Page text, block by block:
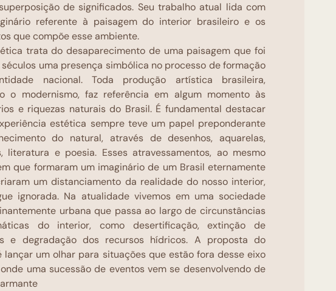
de significados. Seu trabalho atual lida com
referente à paisagem do interior brasileiro e os
que compõe esse ambiente.
trata do desaparecimento de uma paisagem que foi
uma presença simbólica no processo de formação
nacional. Toda produção artística brasileira,
o modernismo, faz referência em algum momento às
e riquezas naturais do Brasil. É fundamental destacar
estética sempre teve um papel preponderante
do natural, através de desenhos, aquarelas,
literatura e poesia. Esses atravessamentos, ao mesmo
que formaram um imaginário de um Brasil eternamente
um distanciamento da realidade do nosso interior,
ignorada. Na atualidade vivemos em uma sociedade
urbana que passa ao largo de circunstâncias
do interior, como desertificação, extinção de
e degradação dos recursos hídricos. A proposta do
lançar um olhar para situações que estão fora desse eixo
uma sucessão de eventos vem se desenvolvendo de